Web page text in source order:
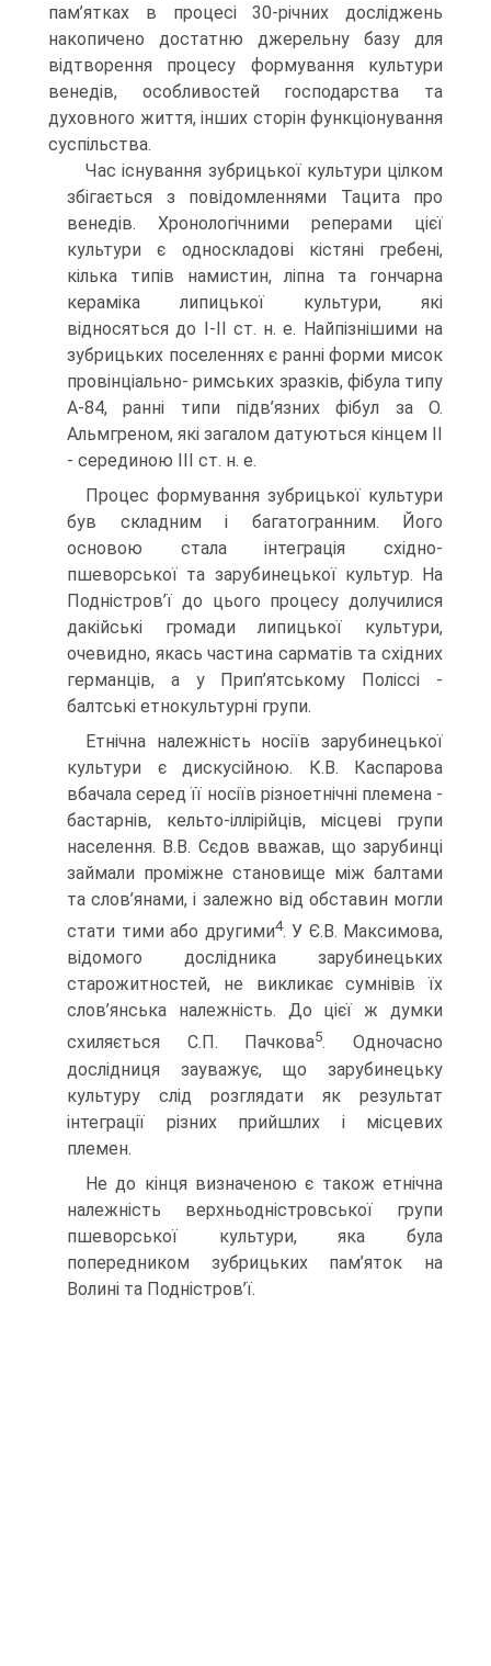
пам’ятках в процесі 30-річних досліджень
накопичено достатню джерельну базу для
відтворення процесу формування культури
венедів, особливостей господарства та
духовного життя, інших сторін функціонування
суспільства.
Час існування зубрицької культури цілком
збігається з повідомленнями Тацита про
венедів. Хронологічними реперами цієї
культури є односкладові кістяні гребені,
кілька типів намистин, ліпна та гончарна
кераміка липицької культури, які
відносяться до І-ІІ ст. н. е. Найпізнішими на
зубрицьких поселеннях є ранні форми мисок
провінціально- римських зразків, фібула типу
А-84, ранні типи підв’язних фібул за О.
Альмгреном, які загалом датуються кінцем ІІ
- серединою ІІІ ст. н. е.
Процес формування зубрицької культури
був складним і багатогранним. Його
основою стала інтеграція східно-
пшеворської та зарубинецької культур. На
Подністров’ї до цього процесу долучилися
дакійські громади липицької культури,
очевидно, якась частина сарматів та східних
германців, а у Прип’ятському Поліссі -
балтські етнокультурні групи.
Етнічна належність носіїв зарубинецької
культури є дискусійною. К.В. Каспарова
вбачала серед її носіїв різноетнічні племена -
бастарнів, кельто-іллірійців, місцеві групи
населення. В.В. Сєдов вважав, що зарубинці
займали проміжне становище між балтами
та слов’янами, і залежно від обставин могли
стати тими або другими4. У Є.В. Максимова,
відомого дослідника зарубинецьких
старожитностей, не викликає сумнівів їх
слов’янська належність. До цієї ж думки
схиляється С.П. Пачкова5. Одночасно
дослідниця зауважує, що зарубинецьку
культуру слід розглядати як результат
інтеграції різних прийшлих і місцевих
племен.
Не до кінця визначеною є також етнічна
належність верхньодністровської групи
пшеворської культури, яка була
попередником зубрицьких пам’яток на
Волині та Подністров’ї.